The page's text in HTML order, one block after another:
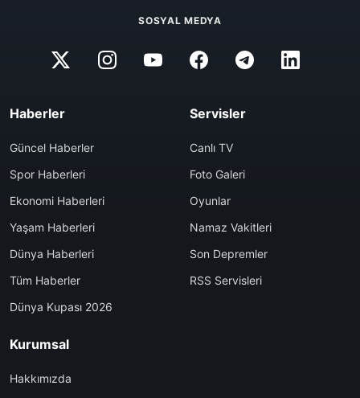
SOSYAL MEDYA
Haberler
Güncel Haberler
Spor Haberleri
Ekonomi Haberleri
Yaşam Haberleri
Dünya Haberleri
Tüm Haberler
Dünya Kupası 2026
Servisler
Canlı TV
Foto Galeri
Oyunlar
Namaz Vakitleri
Son Depremler
RSS Servisleri
Kurumsal
Hakkımızda